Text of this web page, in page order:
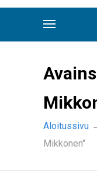
Aloitussivu
Mikkonen"